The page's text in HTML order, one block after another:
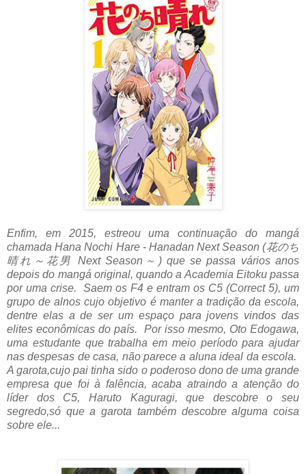
Enfim, em 2015, estreou uma continuação do mangá
chamada Hana Nochi Hare - Hanadan Next Season (花のち
晴れ～花男 Next Season～) que se passa vários anos
depois do mangá original, quando a Academia Eitoku passa
por uma crise. Saem os F4 e entram os C5 (Correct 5), um
grupo de alnos cujo objetivo é manter a tradição da escola,
dentre elas a de ser um espaço para jovens vindos das
elites econômicas do país. Por isso mesmo, Oto Edogawa,
uma estudante que trabalha em meio período para ajudar
nas despesas de casa, não parece a aluna ideal da escola.
A garota,cujo pai tinha sido o poderoso dono de uma grande
empresa que foi à falência, acaba atraindo a atenção do
líder dos C5, Haruto Kaguragi, que descobre o seu
segredo,só que a garota também descobre alguma coisa
sobre ele...